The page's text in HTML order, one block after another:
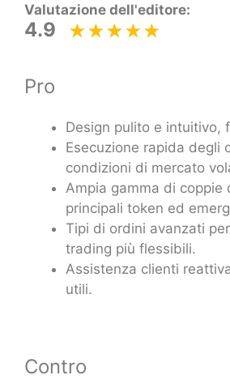
Valutazione dell'editore:
4.9
Pro
Design pulito e intuitivo,
Esecuzione rapida degli
condizioni di mercato
Ampia gamma di coppie
principali token ed
Tipi di ordini avanzati
trading più flessibili.
Assistenza clienti
utili.
Contro